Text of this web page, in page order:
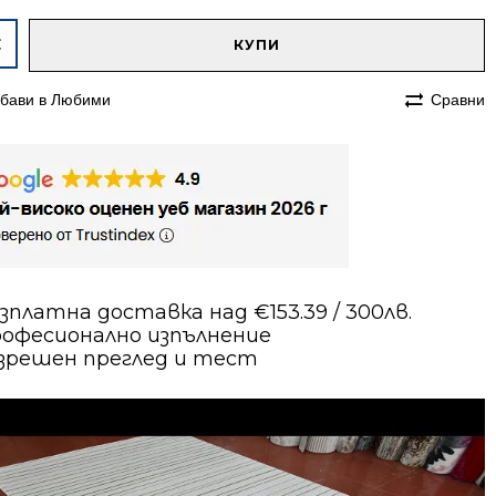
КУПИ
в Любими Сравни
доставка над €153.39 / 300лв.
изпълнение
преглед и тест